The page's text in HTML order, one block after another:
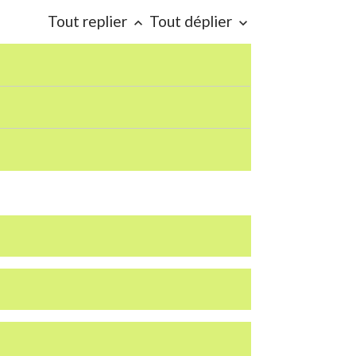
Tout replier keyboard_arrow_up Tout déplier keyboard_arrow_down